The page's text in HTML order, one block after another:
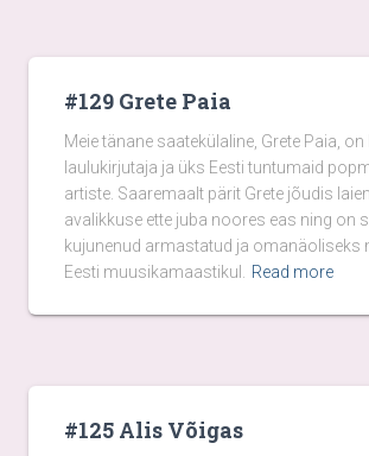
#129 Grete Paia
Meie tänane saatekülaline, Grete Paia, on
laulukirjutaja ja üks Eesti tuntumaid
artiste. Saaremaalt pärit Grete jõudis
avalikkuse ette juba noores eas ning on
kujunenud armastatud ja omanäoliseks
Eesti muusikamaastikul.
Read more
#125 Alis Võigas